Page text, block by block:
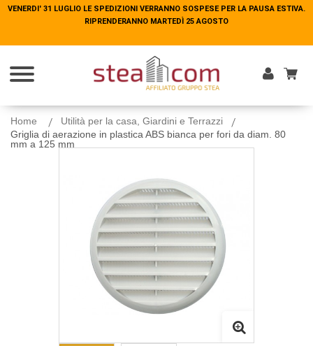
VENERDI' 31 LUGLIO LE SPEDIZIONI VERRANNO SOSPESE PER LA PAUSA ESTIVA.
RIPRENDERANNO MARTEDÌ 25 AGOSTO
Home
Utilità per la casa, Giardini e Terrazzi
Griglia di aerazione in plastica ABS bianca per fori da diam. 80
mm a 125 mm
VENERDI' 31 LUGLIO LE SPEDIZIONI VERRANNO SOSPESE PER LA PAUSA ESTIVA.
RIPRENDERANNO MARTEDÌ 25 AGOSTO